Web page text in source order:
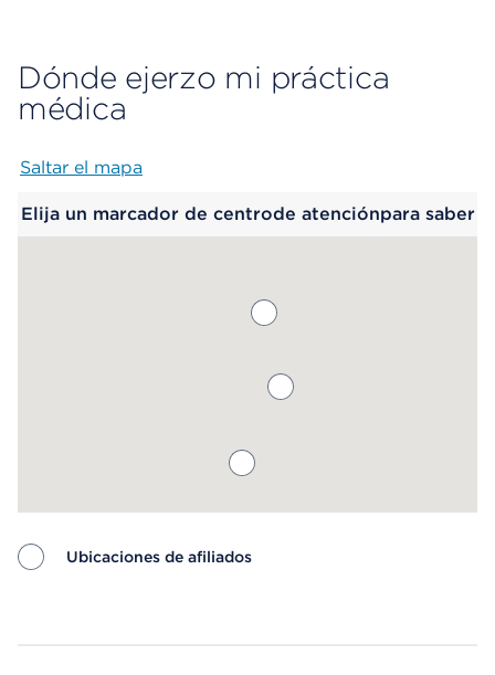
Dónde ejerzo mi práctica
médica
Saltar el mapa
Elija un marcador de centrode atenciónpara saber
Ubicaciones de afiliados